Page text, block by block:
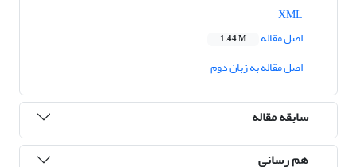
اصل مقاله
1.44 M
اصل مقاله به زبان دوم
سابقه مقاله
هم رسانی